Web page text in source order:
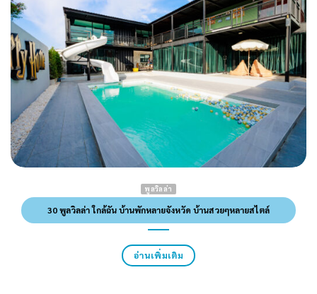
พูลวิลล่า
30 พูลวิลล่า ใกล้ฉัน บ้านพักหลายจังหวัด บ้านสวยๆหลายสไตล์
อ่านเพิ่มเติม